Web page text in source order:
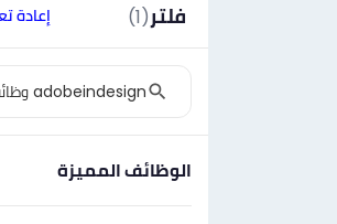
فلتر(1) إعادة
الوظائف المميزة